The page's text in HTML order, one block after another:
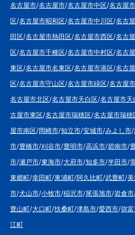
名古屋市/名古屋市/名古屋市中区/名古屋
区/名古屋市昭和区/名古屋市中川区/名古
田区/名古屋市熱田区/名古屋市西区/名古
区/名古屋市千種区/名古屋市中村区/名古
東区/名古屋市名東区/名古屋市港区/名古
区/名古屋市守山区/名古屋市緑区/名古屋
名古屋市北区/名古屋市天白区/名古屋市天
古屋市東区/名古屋市瑞穂区/名古屋市瑞穂
屋市南区/岡崎市/知立市/安城市/みよし市/
市/豊橋市/刈谷市/豊明市/高浜市/碧南市/
市/瀬戸市/東海市/大府市/知多市/半田市/
東郷町/幸田町/東浦町/阿久比町/武豊町/
市/犬山市/小牧市/稲沢市/尾張旭市/岩倉市
豊山町/大口町/扶桑町/津島市/愛西市/弥
江町